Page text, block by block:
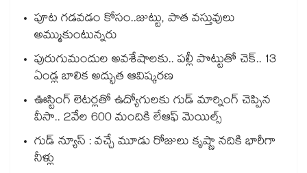
పూట గడవడం కోసం..జుట్టు, పాత వస్తువులు
అమ్ముకుంటున్నరు
పురుగుమందుల అవశేషాలకు.. పల్లీ పొట్టుతో చెక్.. 13
ఏండ్ల బాలిక అద్భుత ఆవిష్కరణ
ఊస్టింగ్ లెటర్లతో ఉద్యోగులకు గుడ్ మార్నింగ్ చెప్పిన
వీసా.. 2వేల 600 మందికి లేఆఫ్ మెయిల్స్
గుడ్ న్యూస్ : వచ్చే మూడు రోజులు కృష్ణా నదికి భారీగా
నీళ్లు